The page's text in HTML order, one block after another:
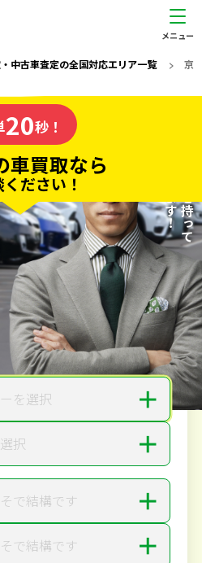
中古車査定の全国対応エリア一覧> 京
案。
私たちが責任を持って
査定いたします！
20秒！
車買取なら
ださい！
力完了！
ンタンWeb査定
を丁寧に査定いたします
を選択 ＋
択 ＋
で結構です ＋
で結構です ＋